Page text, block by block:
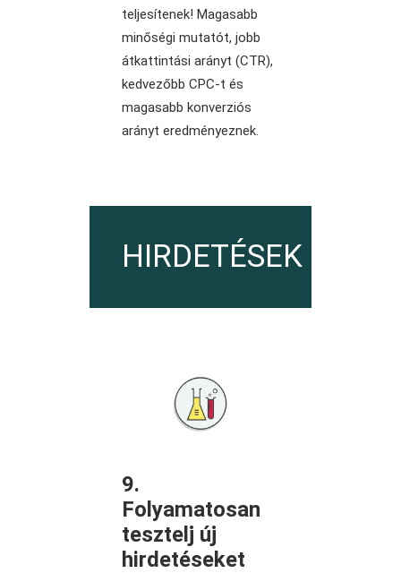
teljesítenek! Magasabb
minőségi mutatót, jobb
átkattintási arányt (CTR),
kedvezőbb CPC-t és
magasabb konverziós
arányt eredményeznek.
HIRDETÉSEK
9.
Folyamatosan
tesztelj új
hirdetéseket